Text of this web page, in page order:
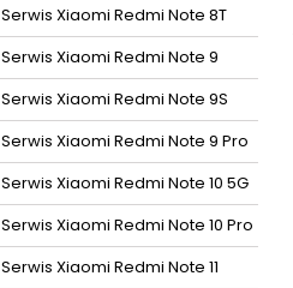
Serwis Xiaomi Redmi Note 8T
Serwis Xiaomi Redmi Note 9
Serwis Xiaomi Redmi Note 9S
Serwis Xiaomi Redmi Note 9 Pro
Serwis Xiaomi Redmi Note 10 5G
Serwis Xiaomi Redmi Note 10 Pro
Serwis Xiaomi Redmi Note 11